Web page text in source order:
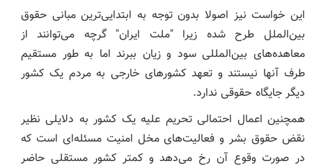
این خواست نیز اصولا بدون توجه به ابتدایی‌ترین مبانی حقوق
بین‌الملل طرح شده زیرا "ملت ایران" گرچه می‌توانند از
معاهده‌های بین‌المللی سود و زیان ببرند اما به طور مستقیم
طرف آنها نیستند و تعهد کشورهای خارجی به مردم یک کشور
دیگر جایگاه حقوقی ندارد.
همچنین اعمال احتمالی تحریم علیه یک کشور به دلایلی نظیر
نقض حقوق بشر و فعالیت‌های مخل امنیت مسئله‌ای است که
در صورت وقوع آن رخ می‌دهد و کمتر کشور مستقلی حاضر